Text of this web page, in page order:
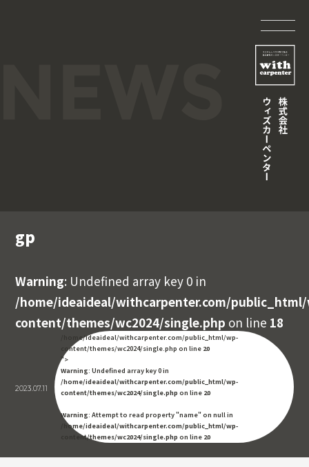
gp
Warning: Undefined array key 0 in
/home/ideaideal/withcarpenter.com/
content/themes/wc2024/single.php on line 18
2023.07.11
/home/ideaideal/withcarpenter.com/public_html/wp-
content/themes/wc2024/single.php on line 20
">
Warning: Undefined array key 0 in
/home/ideaideal/withcarpenter.com/public_html/wp-
content/themes/wc2024/single.php on line 20
Warning: Attempt to read property "name" on null in
/home/ideaideal/withcarpenter.com/public_html/wp-
content/themes/wc2024/single.php on line 20